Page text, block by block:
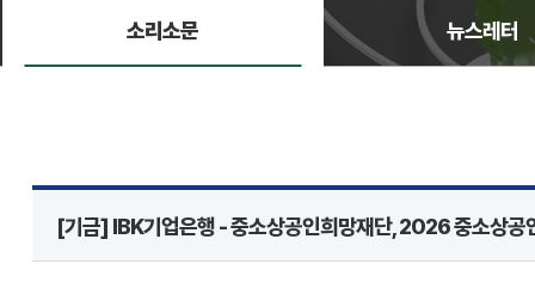
소리소문 뉴스레터
[기금] IBK기업은행 - 중소상공인희망재단, 2026 중소상공